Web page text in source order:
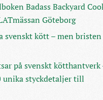
Badass Backyard
Göteborg
svenskt kött – men
på svenskt kötthantverk
unika styckdetaljer till